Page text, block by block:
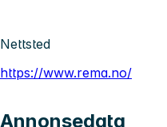
Nettsted
https://www.rema.no/
Annonsedata